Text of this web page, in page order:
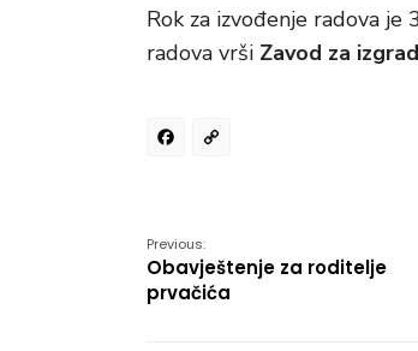
Rok za izvođenje radova je
radova vrši Zavod za
Facebook
Previous:
Obavještenje za roditelje
prvačića